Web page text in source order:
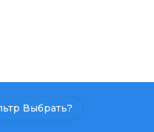
Выбрать?